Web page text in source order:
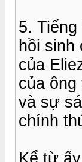
5.
hồi
của
của
và sự
chính
Kể từ